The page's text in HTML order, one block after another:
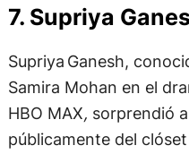
7. Supriya
Supriya Ganesh,
Samira Mohan en el
HBO MAX, sorprendió
públicamente del